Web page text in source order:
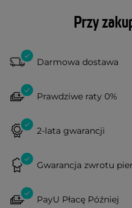
Przy
Darmowa dostawa
Prawdziwe raty 0%
2-lata gwarancji
Gwarancja zwrotu
PayU Płacę Później